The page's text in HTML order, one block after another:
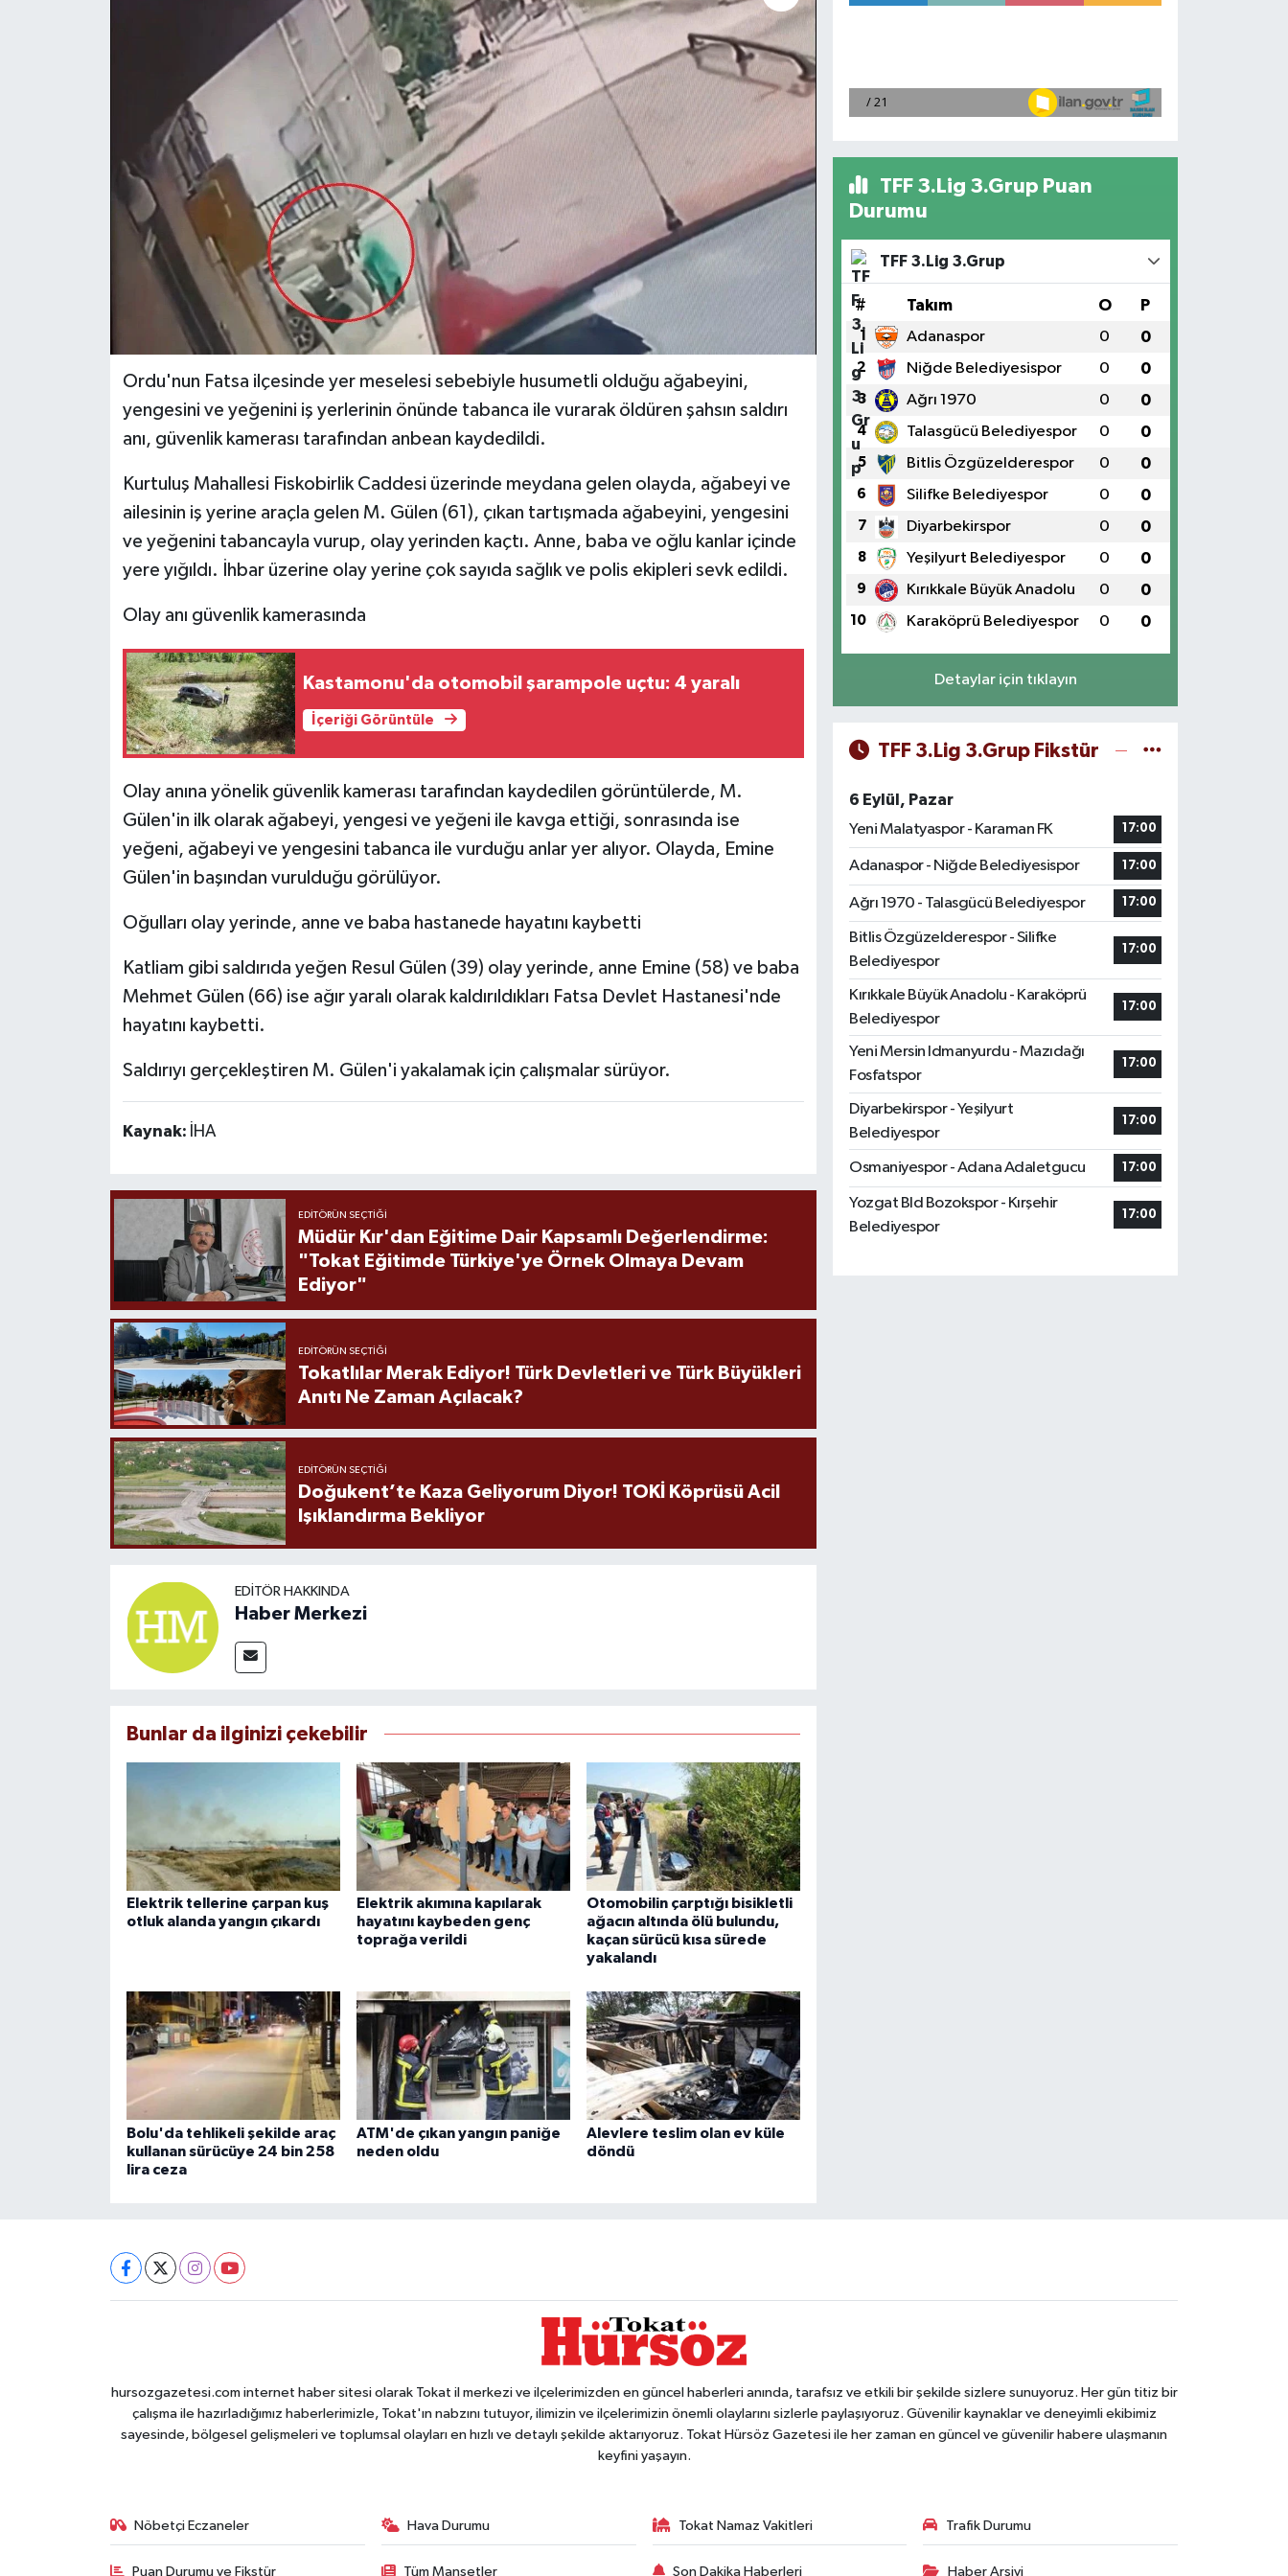
Ordu'nun Fatsa ilçesinde yer meselesi sebebiyle husumetli olduğu ağabeyini,
yengesini ve yeğenini iş yerlerinin önünde tabanca ile vurarak öldüren şahsın saldırı
anı, güvenlik kamerası tarafından anbean kaydedildi.
Kurtuluş Mahallesi Fiskobirlik Caddesi üzerinde meydana gelen olayda, ağabeyi ve
ailesinin iş yerine araçla gelen M. Gülen (61), çıkan tartışmada ağabeyini, yengesini
ve yeğenini tabancayla vurup, olay yerinden kaçtı. Anne, baba ve oğlu kanlar içinde
yere yığıldı. İhbar üzerine olay yerine çok sayıda sağlık ve polis ekipleri sevk edildi.
Olay anı güvenlik kamerasında
Kastamonu'da otomobil şarampole uçtu: 4 yaralı
İçeriği Görüntüle
Olay anına yönelik güvenlik kamerası tarafından kaydedilen görüntülerde, M.
Gülen'in ilk olarak ağabeyi, yengesi ve yeğeni ile kavga ettiği, sonrasında ise
yeğeni, ağabeyi ve yengesini tabanca ile vurduğu anlar yer alıyor. Olayda, Emine
Gülen'in başından vurulduğu görülüyor.
Oğulları olay yerinde, anne ve baba hastanede hayatını kaybetti
Katliam gibi saldırıda yeğen Resul Gülen (39) olay yerinde, anne Emine (58) ve baba
Mehmet Gülen (66) ise ağır yaralı olarak kaldırıldıkları Fatsa Devlet Hastanesi'nde
hayatını kaybetti.
Saldırıyı gerçekleştiren M. Gülen'i yakalamak için çalışmalar sürüyor.
Kaynak: İHA
EDITÖRÜN SEÇTIĞI
Müdür Kır'dan Eğitime Dair Kapsamlı Değerlendirme:
"Tokat Eğitimde Türkiye'ye Örnek Olmaya Devam
Ediyor"
EDITÖRÜN SEÇTIĞI
Tokatlılar Merak Ediyor! Türk Devletleri ve Türk Büyükleri
Anıtı Ne Zaman Açılacak?
EDITÖRÜN SEÇTIĞI
Doğukent’te Kaza Geliyorum Diyor! TOKİ Köprüsü Acil
Işıklandırma Bekliyor
EDITÖR HAKKINDA
Haber Merkezi
Bunlar da ilginizi çekebilir
Elektrik tellerine çarpan kuş
otluk alanda yangın çıkardı
Elektrik akımına kapılarak
hayatını kaybeden genç
toprağa verildi
Otomobilin çarptığı bisikletli
ağacın altında ölü bulundu,
kaçan sürücü kısa sürede
yakalandı
Bolu'da tehlikeli şekilde araç
kullanan sürücüye 24 bin 258
lira ceza
ATM'de çıkan yangın paniğe
neden oldu
Alevlere teslim olan ev küle
döndü
TFF 3.Lig 3.Grup Puan
Durumu
TFF 3.Lig 3.Grup
# Takım O P
1 Adanaspor 0 0
2 Niğde Belediyesispor 0 0
3 Ağrı 1970 0 0
4 Talasgücü Belediyespor 0 0
5 Bitlis Özgüzelderespor 0 0
6 Silifke Belediyespor 0 0
7 Diyarbekirspor 0 0
8 Yeşilyurt Belediyespor 0 0
9 Kırıkkale Büyük Anadolu 0 0
10 Karaköprü Belediyespor 0 0
Detaylar için tıklayın
TFF 3.Lig 3.Grup Fikstür
6 Eylül, Pazar
Yeni Malatyaspor - Karaman FK
17:00
Adanaspor - Niğde Belediyesispor 17:00
Ağrı 1970 - Talasgücü Belediyespor 17:00
Bitlis Özgüzelderespor - Silifke
Belediyespor
17:00
Kırıkkale Büyük Anadolu - Karaköprü
Belediyespor
17:00
Yeni Mersin Idmanyurdu - Mazıdağı
Fosfatspor
17:00
Diyarbekirspor - Yeşilyurt
Belediyespor
17:00
Osmaniyespor - Adana Adaletgucu 17:00
Yozgat Bld Bozokspor - Kırşehir
Belediyespor
17:00
hursozgazetesi.com internet haber sitesi olarak Tokat il merkezi ve ilçelerimizden en güncel haberleri anında, tarafsız ve etkili bir şekilde sizlere sunuyoruz. Her gün titiz bir
çalışma ile hazırladığımız haberlerimizle, Tokat'ın nabzını tutuyor, ilimizin ve ilçelerimizin önemli olaylarını sizlerle paylaşıyoruz. Güvenilir kaynaklar ve deneyimli ekibimiz
sayesinde, bölgesel gelişmeleri ve toplumsal olayları en hızlı ve detaylı şekilde aktarıyoruz. Tokat Hürsöz Gazetesi ile her zaman en güncel ve güvenilir habere ulaşmanın
keyfini yaşayın.
Nöbetçi Eczaneler Hava Durumu Tokat Namaz Vakitleri Trafik Durumu
Puan Durumu ve Fikstür Tüm Manşetler Son Dakika Haberleri Haber Arşivi